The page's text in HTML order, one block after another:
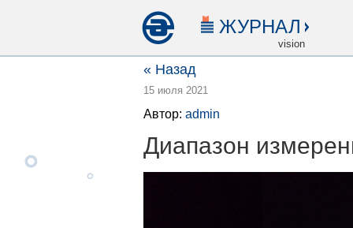
ЖУРНАЛ
vision
« Назад
15 июля 2021
Автор: admin
Диапазон